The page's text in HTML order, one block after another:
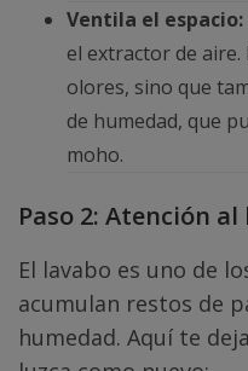
Ventila el espacio:
el extractor de
olores, sino que
de humedad, que
moho.
Paso 2: Atención
El lavabo es uno de
acumulan restos de
humedad. Aquí te